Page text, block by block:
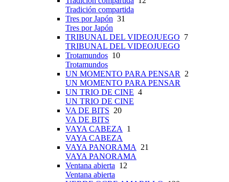
Tradición compartida
Tres por Japón 31
Tres por Japón
TRIBUNAL DEL VIDEOJUEGO 7
TRIBUNAL DEL VIDEOJUEGO
Trotamundos 10
Trotamundos
UN MOMENTO PARA PENSAR
2
UN MOMENTO PARA PENSAR
UN TRIO DE CINE 4
UN TRIO DE CINE
VA DE BITS 20
VA DE BITS
VAYA CABEZA
1
VAYA CABEZA
VAYA PANORAMA
21
VAYA PANORAMA
Ventana abierta 12
Ventana abierta